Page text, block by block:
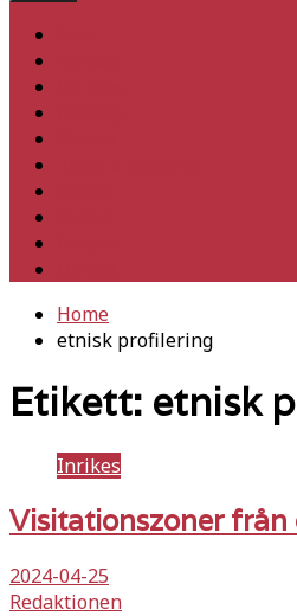
Home
etnisk profilering
Etikett: etnisk
Inrikes
Visitationszoner från
2024-04-25
Redaktionen